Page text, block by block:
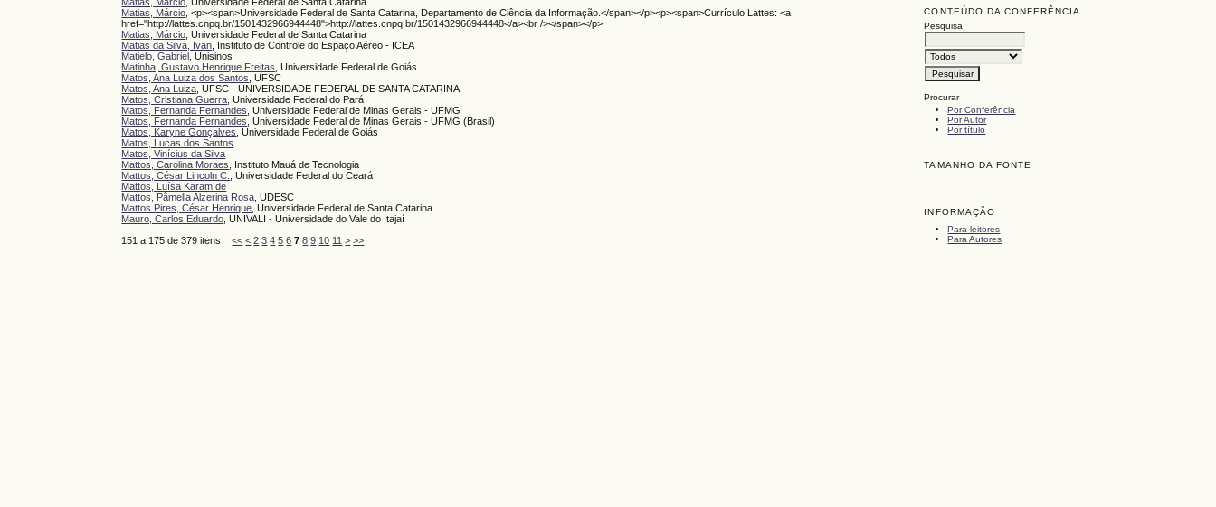
CONTEÚDO DA CONFERÊNCIA
Pesquisa
Procurar
Por Conferência
Por Autor
Por título
TAMANHO DA FONTE
INFORMAÇÃO
Para leitores
Para Autores
Matias, Márcio , <p><span>Universidade Federal de Santa Catarina, Departamento de Ciência da Informação.</span></p><p><span>Currículo Lattes: <a
href="http://lattes.cnpq.br/1501432966944448">http://lattes.cnpq.br/1501432966944448</a><br /></span></p>
Matias, Márcio , Universidade Federal de Santa Catarina
Matias da Silva, Ivan , Instituto de Controle do Espaço Aéreo - ICEA
Matielo, Gabriel
, Unisinos
Matinha, Gustavo Henrique Freitas , Universidade Federal de Goiás
Matos, Ana Luiza dos Santos , UFSC
Matos, Ana Luiza , UFSC - UNIVERSIDADE FEDERAL DE SANTA CATARINA
Matos, Cristiana Guerra , Universidade Federal do Pará
Matos, Fernanda Fernandes , Universidade Federal de Minas Gerais - UFMG
Matos, Fernanda Fernandes , Universidade Federal de Minas Gerais - UFMG (Brasil)
Matos, Karyne Gonçalves , Universidade Federal de Goiás
Matos, Lucas dos Santos
Matos, Vinícius da Silva
Mattos, Carolina Moraes
, Instituto Mauá de Tecnologia
Mattos, César Lincoln C.
, Universidade Federal do Ceará
Mattos, Luísa Karam de
Mattos, Pâmella Alzerina Rosa , UDESC
Mattos Pires, César Henrique , Universidade Federal de Santa Catarina
Mauro, Carlos Eduardo , UNIVALI - Universidade do Vale do Itajaí
151 a 175 de 379 itens<< < 2 3 4 5 6 7 8 9 10 11 > >>